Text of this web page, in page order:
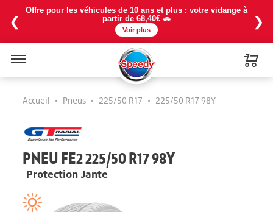
❮
Offre pour les véhicules de 10 ans et plus : votre vidange à
partir de 68,40€ 🚗
Voir plus
❯
Accueil • Pneus • 225/50 R17 • 225/50 R17 98Y
PNEU FE2 225/50 R17 98Y
Protection Jante